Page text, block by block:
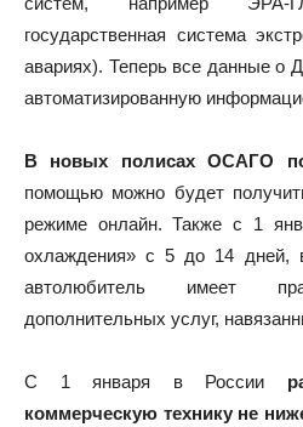
государственная система
авариях). Теперь все данные о
автоматизированную
В новых полисах ОСАГО
помощью можно будет
режиме онлайн. Также с 1
охлаждения» с 5 до 14 дней,
автолюбитель имеет
дополнительных услуг,
С 1 января в России
коммерческую технику не